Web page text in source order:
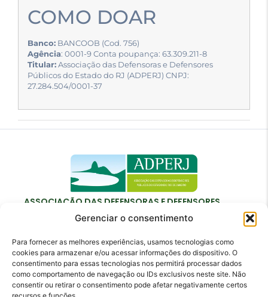
Gerenciar o consentimento
Para fornecer as melhores experiências, usamos tecnologias como
cookies para armazenar e/ou acessar informações do dispositivo. O
consentimento para essas tecnologias nos permitirá processar dados
como comportamento de navegação ou IDs exclusivos neste site. Não
consentir ou retirar o consentimento pode afetar negativamente certos
COMO DOAR
Banco: BANCOOB (Cod. 756)
Agência: 0001-9 Conta poupança: 63.309.211-8
Titular: Associação das Defensoras e Defensores
Públicos do Estado do RJ (ADPERJ) CNPJ:
27.284.504/0001-37
ASSOCIAÇÃO DAS DEFENSORAS E DEFENSORES
PÚBLICOS DO ESTADO DO RIO DE JANEIRO
Contato